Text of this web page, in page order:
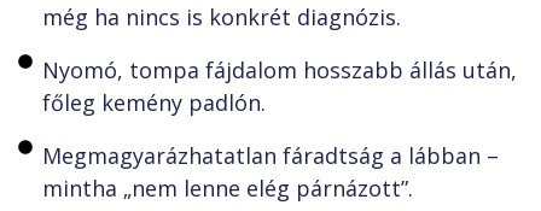
még ha nincs is konkrét diagnózis.
Nyomó, tompa fájdalom hosszabb állás után,
főleg kemény padlón.
Megmagyarázhatatlan fáradtság a lábban –
mintha „nem lenne elég párnázott”.